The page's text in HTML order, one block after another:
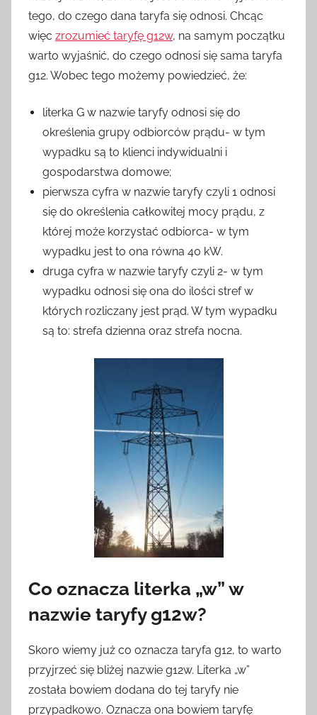
tego, do czego dana taryfa się odnosi. Chcąc
więc zrozumieć taryfę g12w, na samym początku
warto wyjaśnić, do czego odnosi się sama taryfa
g12. Wobec tego możemy powiedzieć, że:
literka G w nazwie taryfy odnosi się do
określenia grupy odbiorców prądu- w tym
wypadku są to klienci indywidualni i
gospodarstwa domowe;
pierwsza cyfra w nazwie taryfy czyli 1 odnosi
się do określenia całkowitej mocy prądu, z
której może korzystać odbiorca- w tym
wypadku jest to ona równa 40 kW.
druga cyfra w nazwie taryfy czyli 2- w tym
wypadku odnosi się ona do ilości stref w
których rozliczany jest prąd. W tym wypadku
są to: strefa dzienna oraz strefa nocna.
Co oznacza literka „w” w
nazwie taryfy g12w?
Skoro wiemy już co oznacza taryfa g12, to warto
przyjrzeć się bliżej nazwie g12w. Literka „w”
została bowiem dodana do tej taryfy nie
przypadkowo. Oznacza ona bowiem taryfę